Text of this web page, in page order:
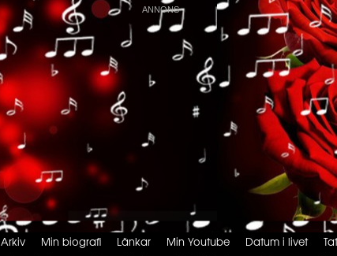
Arkiv Min biografi Länkar Min Youtube Datum i livet